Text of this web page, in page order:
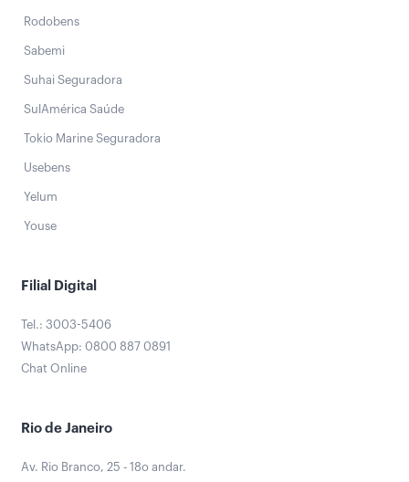
Rodobens
Sabemi
Suhai Seguradora
SulAmérica Saúde
Tokio Marine Seguradora
Usebens
Yelum
Youse
Filial Digital
Tel.: 3003-5406
WhatsApp: 0800 887 0891
Chat Online
Rio de Janeiro
Av. Rio Branco, 25 - 18o andar.